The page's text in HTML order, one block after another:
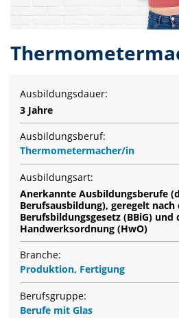
Ausbildungsdauer:
3 Jahre
Ausbildungsberuf:
Thermometermacher/in
Ausbildungsart:
Anerkannte Ausbildungsberufe
Berufsausbildung), geregelt nach
Berufsbildungsgesetz (BBiG) und
Handwerksordnung (HwO)
Branche:
Produktion, Fertigung
Berufsgruppe:
Berufe mit Glas